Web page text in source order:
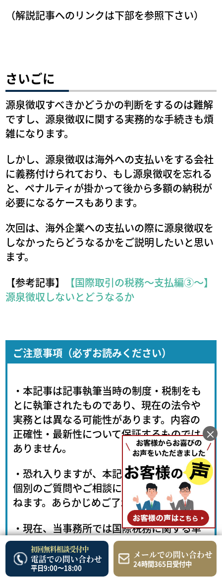
（解説記事へのリンクは下部を参照下さい）
さいごに
源泉徴収すべきかどうかの判断をするのは難解
ですし、源泉徴収に関する実務的な手続きも煩
雑になります。
しかし、源泉徴収は海外への支払いをする会社
に義務付けられており、もし源泉徴収を忘れる
と、ペナルティが掛かって後から多額の納税が
必要になるケースもあります。
次回は、海外企業への支払いの際に源泉徴収を
しなかったらどうなるかをご説明したいと思い
ます。
【参考記事】
【国際取引の税務〜支払編③〜】
源泉徴収しないとどうなるか
ご注意事項（必ずお読みください）
・本記事は記事執筆当時の制度・税制をも
とに執筆されたものであり、現在の法令や
実務とは異なる可能性があります。内容の
正確性・最新性について保証するものでは
ありません。
・恐れ入りますが、本記事の内容に関する
個別のご質問やご相談にはお答えいたしか
ねます。あらかじめご了承ください。
・現在、当事務所では国際税務に関する単
発（スポット）でのご相談は承っておりま
せん。
初回無料相談受付中
電話での問い合わせ
平日9:00〜18:00
メールでの問い合わせ
24時間365日受付中
×